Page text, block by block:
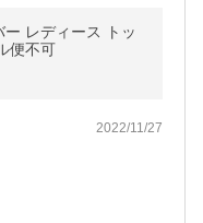
レディース トッ
便不可
2022/11/27